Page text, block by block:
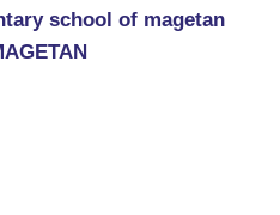
school of magetan